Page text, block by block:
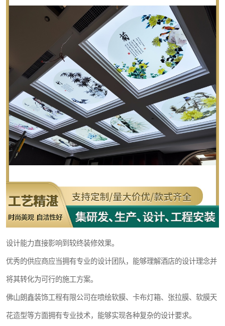
设计能力直接影响到较终装修效果。
优秀的供应商应当拥有专业的设计团队，能够理解酒店的设计理念并
将其转化为可行的施工方案。
佛山朗鑫装饰工程有限公司在喷绘软膜、卡布灯箱、张拉膜、软膜天
花造型等方面拥有专业技术，能够实现各种复杂的设计要求。